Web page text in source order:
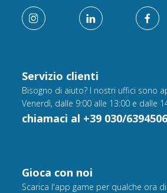
Servizio clienti
Bisogno di aiuto? I nostri uffici sono
Venerdì, dalle 9:00 alle 13:00 e dalle
chiamaci al +39 030/6394506
Gioca con noi
Scarica l'app game per qualche ora